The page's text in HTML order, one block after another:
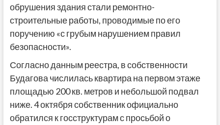
обрушения здания стали ремонтно-
строительные работы, проводимые по его
поручению «с грубым нарушением правил
безопасности».
Согласно данным реестра, в собственности
Будагова числилась квартира на первом этаже
площадью 200 кв. метров и небольшой подвал
ниже. 4 октября собственник официально
обратился к госструктурам с просьбой о